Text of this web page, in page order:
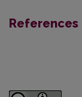
References